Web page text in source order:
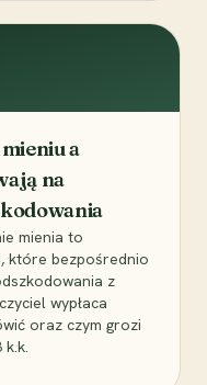
a
na
mienia to
które bezpośrednio
z
wypłaca
oraz czym grozi